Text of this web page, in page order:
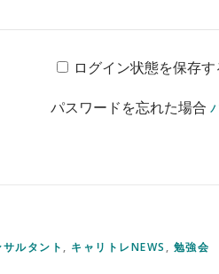
ログイン状態を保存す
パスワードを忘れた場合
ルタント , キャリトレNEWS , 勉強会